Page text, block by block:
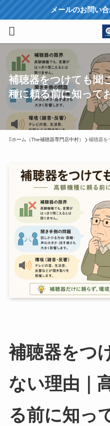
メールのお問い
補聴器をつけても聞
種に頼る前に知って
ホーム（The補聴器専門店中村） 補聴器を
補聴器をつ
ない理由｜
る前に知っ